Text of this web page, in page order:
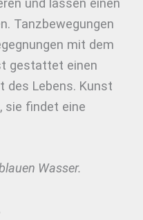
Tanzbewegungen
mit dem
gestattet einen
des Lebens. Kunst
sie findet eine
Wasser.